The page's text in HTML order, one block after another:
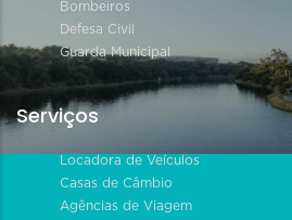
Bombeiros
Defesa Civil
Guarda Municipal
Serviços
Locadora de Veículos
Casas de Câmbio
Agências de Viagem